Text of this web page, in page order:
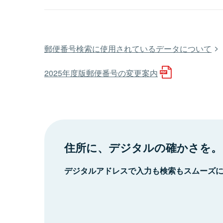
郵便番号検索に使用されているデータについて
2025年度版郵便番号の変更案内
住所に、デジタルの確かさを。
デジタルアドレスで入力も検索もスムーズ